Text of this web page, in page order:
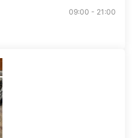
09:00 - 21:00